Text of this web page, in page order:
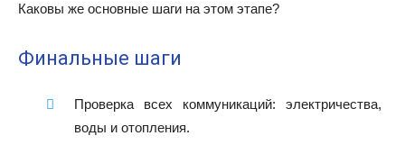
Каковы же основные шаги на этом этапе?
Финальные шаги
Проверка всех коммуникаций: электричества,
воды и отопления.